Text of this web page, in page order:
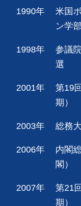
1990年
米国
ン学
1998年
参議
選
2001年
第19
期）
2003年 総務
2006年
内閣
閣）
2007年
第21
期）